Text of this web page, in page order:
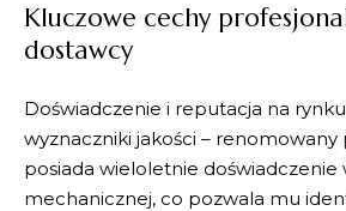
Kluczowe cechy
dostawcy
Doświadczenie i reputacja na
wyznaczniki jakości –
posiada wieloletnie doświadczenie
mechanicznej, co pozwala mu